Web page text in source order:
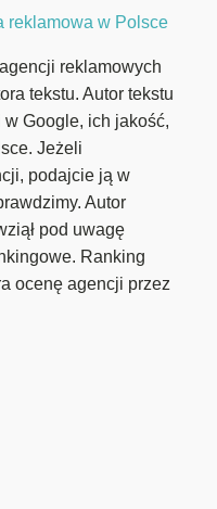
reklamowa w Polsce
reklamowych
tekstu. Autor tekstu
Google, ich jakość,
Jeżeli
podajcie ją w
Autor
pod uwagę
Ranking
ocenę agencji przez